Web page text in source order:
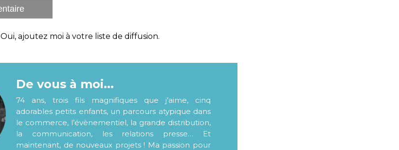
Oui, ajoutez moi à votre liste de diffusion.
De vous à moi...
74 ans, trois fils magnifiques que j’aime, cinq
adorables petits enfants, un parcours atypique dans
le commerce, l’évènementiel, la grande distribution,
la communication, les relations presse… Et
maintenant, de nouveaux projets ! Ma passion pour